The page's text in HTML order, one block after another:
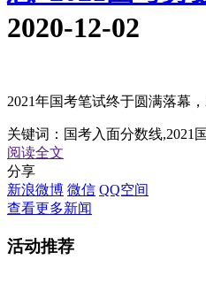
2020-12-02
2021年国考笔试终于圆满落幕
关键词： 国考入面分数线,2021
阅读全文
分享
新浪微博 微信 QQ空间
查看更多新闻
活动推荐